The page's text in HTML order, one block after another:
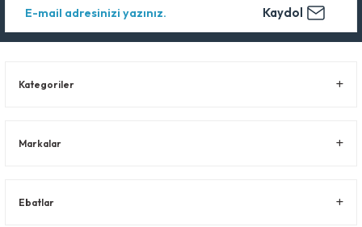
Kaydol
Kategoriler
Markalar
Ebatlar